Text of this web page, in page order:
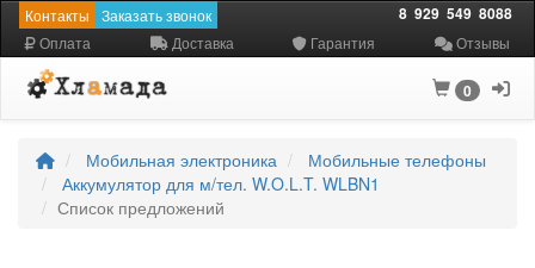
Контакты Заказать звонок 8 929 549 8088
Оплата Доставка Гарантия Отзывы
0
Мобильная электроника
Мобильные телефоны
Аккумулятор для м/тел. W.O.L.T. WLBN1
Список предложений